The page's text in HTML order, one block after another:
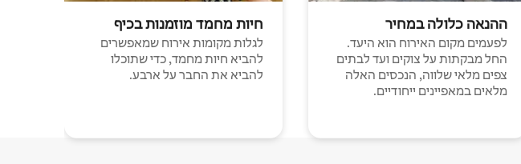
ההנאה כלולה במחיר
לפעמים מקום האירוח הוא היעד.
החל מבקתות על צוקים ועד לבתים
צפים מלאי שלווה, הנכסים האלה
מלאים במאפיינים ייחודיים.
חיות מחמד מוזמנות בכיף
לגלות מקומות אירוח שמאפשרים
להביא חיות מחמד, כדי שתוכלו
להביא את החבר על ארבע.